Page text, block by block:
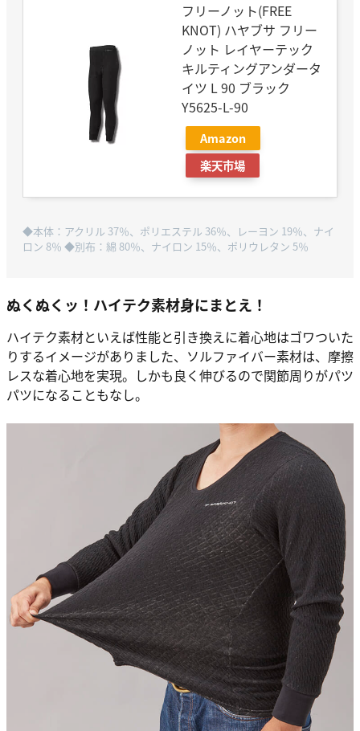
フリーノット(FREE
KNOT) ハヤブサ フリー
ノット レイヤーテック
キルティングアンダータ
イツ L 90 ブラック
Y5625-L-90
Amazon
楽天市場
◆本体：アクリル 37％、ポリエステル 36％、レーヨン 19％、ナイ
ロン 8％ ◆別布：綿 80％、ナイロン 15％、ポリウレタン 5％
ぬくぬくッ！ハイテク素材身にまとえ！
ハイテク素材といえば性能と引き換えに着心地はゴワついた
りするイメージがありました、ソルファイバー素材は、摩擦
レスな着心地を実現。しかも良く伸びるので関節周りがパツ
パツになることもなし。